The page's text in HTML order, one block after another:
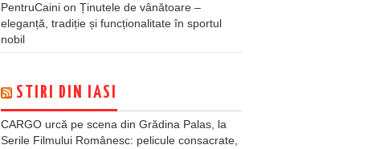
PentruCaini on Ținutele de vânătoare –
eleganță, tradiție și funcționalitate în sportul
nobil
STIRI DIN IASI
CARGO urcă pe scena din Grădina Palas, la
Serile Filmului Românesc: pelicule consacrate,